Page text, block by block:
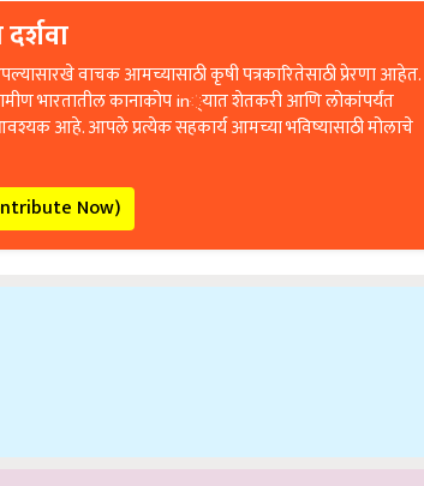
वाचक आमच्यासाठी कृषी पत्रकारितेसाठी प्रेरणा आहेत.
भारतातील कानाकोप in्यात शेतकरी आणि लोकांपर्यंत
आहे. आपले प्रत्येक सहकार्य आमच्या भविष्यासाठी मोलाचे
Now)